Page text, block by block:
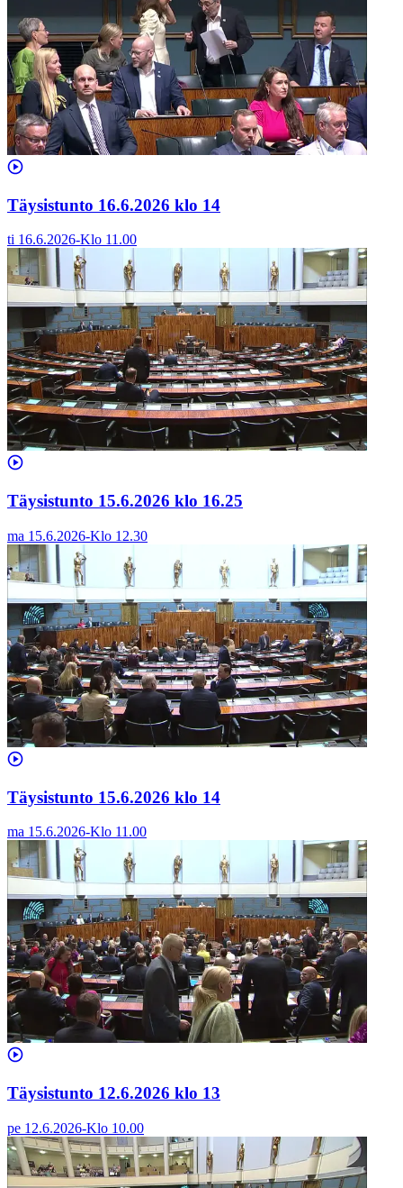
Täysistunto 16.6.2026 klo 14
ti 16.6.2026-Klo 11.00
Täysistunto 15.6.2026 klo 16.25
ma 15.6.2026-Klo 12.30
Täysistunto 15.6.2026 klo 14
ma 15.6.2026-Klo 11.00
Täysistunto 12.6.2026 klo 13
pe 12.6.2026-Klo 10.00